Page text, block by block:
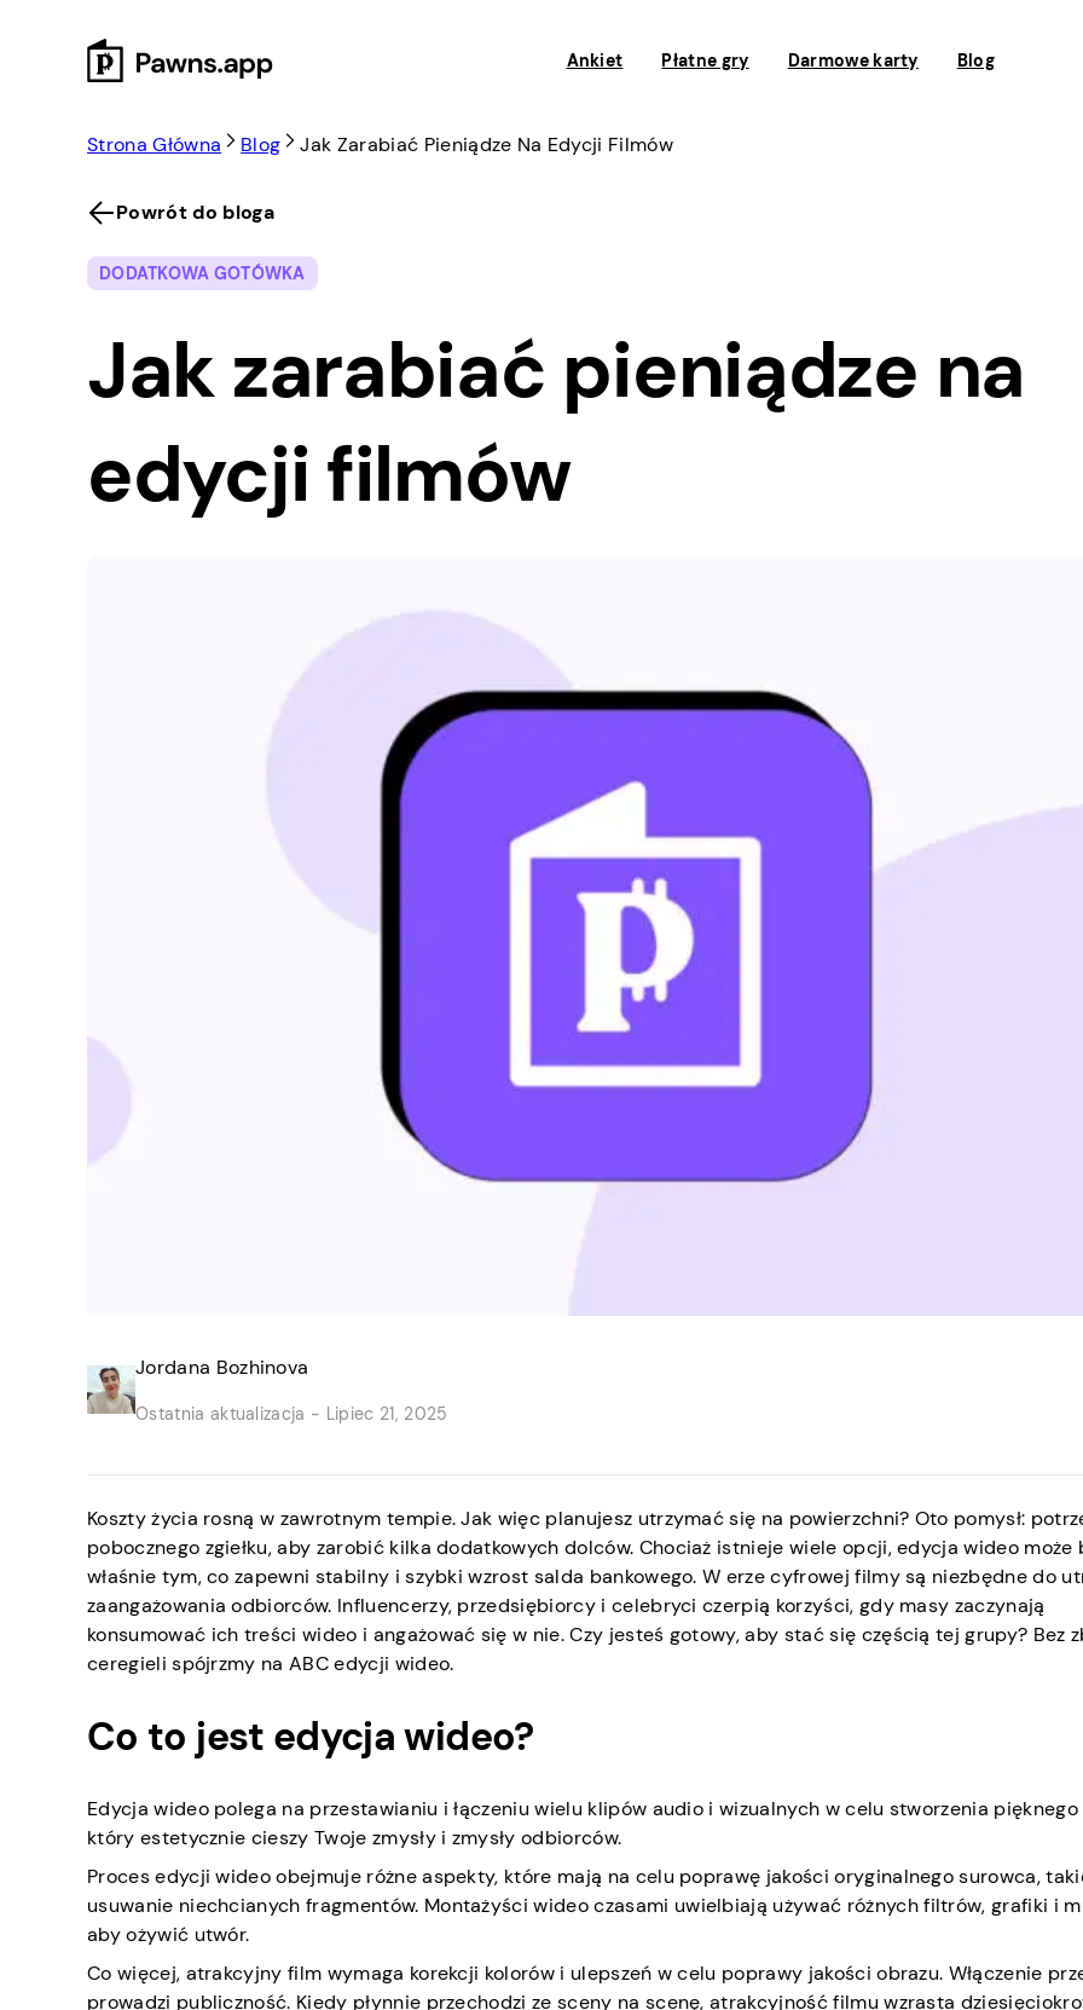
Ankiet Płatne gry Darmowe karty Blog
Strona Główna Blog Jak Zarabiać Pieniądze Na Edycji Filmów
Powrót do bloga
DODATKOWA GOTÓWKA
Jak zarabiać pieniądze na
edycji filmów
Jordana Bozhinova
Ostatnia aktualizacja - Lipiec 21, 2025
Koszty życia rosną w zawrotnym tempie. Jak więc planujesz utrzymać się na powierzchni? Oto pomysł:
pobocznego zgiełku, aby zarobić kilka dodatkowych dolców. Chociaż istnieje wiele opcji, edycja wideo może
właśnie tym, co zapewni stabilny i szybki wzrost salda bankowego. W erze cyfrowej filmy są niezbędne do
zaangażowania odbiorców. Influencerzy, przedsiębiorcy i celebryci czerpią korzyści, gdy masy zaczynają
konsumować ich treści wideo i angażować się w nie. Czy jesteś gotowy, aby stać się częścią tej grupy? Bez
ceregieli spójrzmy na ABC edycji wideo.
Co to jest edycja wideo?
Edycja wideo polega na przestawianiu i łączeniu wielu klipów audio i wizualnych w celu stworzenia
który estetycznie cieszy Twoje zmysły i zmysły odbiorców.
Proces edycji wideo obejmuje różne aspekty, które mają na celu poprawę jakości oryginalnego surowca,
usuwanie niechcianych fragmentów. Montażyści wideo czasami uwielbiają używać różnych filtrów, grafiki i
aby ożywić utwór.
Co więcej, atrakcyjny film wymaga korekcji kolorów i ulepszeń w celu poprawy jakości obrazu. Włączenie
prowadzi publiczność. Kiedy płynnie przechodzi ze sceny na scenę, atrakcyjność filmu wzrasta